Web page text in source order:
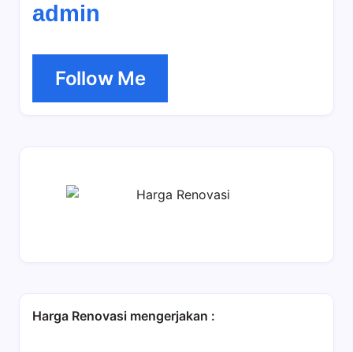
admin
Follow Me
Harga Renovasi mengerjakan :